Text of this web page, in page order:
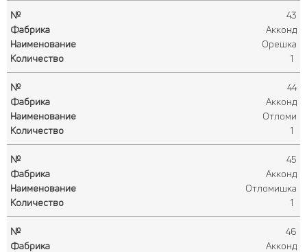
43
Акконд
Орешка
1
44
Акконд
Отломи
1
45
Акконд
Отломишка
1
46
Акконд